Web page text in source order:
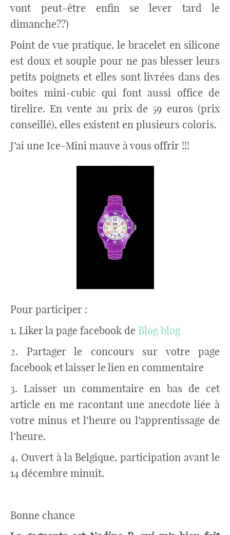
vont peut-être enfin se lever tard le
dimanche??)
Point de vue pratique, le bracelet en silicone
est doux et souple pour ne pas blesser leurs
petits poignets et elles sont livrées dans des
boîtes mini-cubic qui font aussi office de
tirelire. En vente au prix de 59 euros (prix
conseillé), elles existent en plusieurs coloris.
J’ai une Ice-Mini mauve à vous offrir !!!
Pour participer :
1. Liker la page facebook de Blog blog
2. Partager le concours sur votre page
facebook et laisser le lien en commentaire
3. Laisser un commentaire en bas de cet
article en me racontant une anecdote liée à
votre minus et l’heure ou l’apprentissage de
l’heure.
4. Ouvert à la Belgique, participation avant le
14 décembre minuit.
Bonne chance